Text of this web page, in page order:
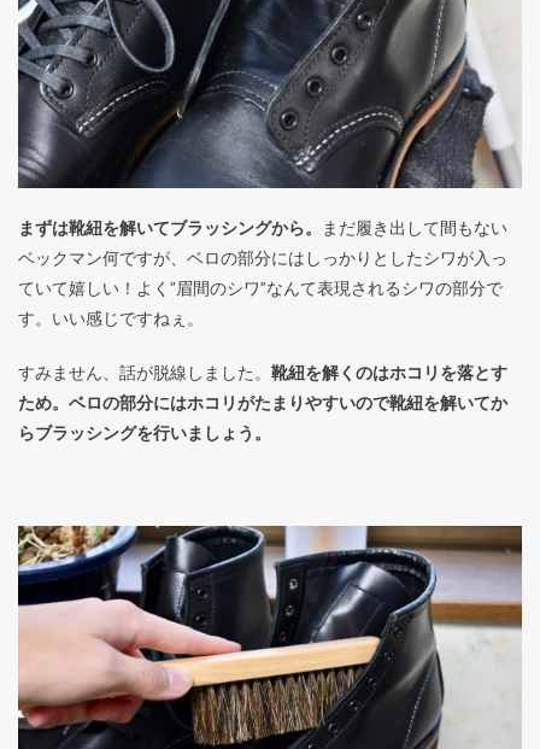
まずは靴紐を解いてブラッシングから。
まだ履き出して間もない
ベックマン何ですが、ベロの部分にはしっかりとしたシワが入っ
ていて嬉しい！よく”眉間のシワ”なんて表現されるシワの部分で
す。いい感じですねぇ。
すみません、話が脱線しました。 靴紐を解くのはホコリを落とす
ため。ベロの部分にはホコリがたまりやすいので靴紐を解いてか
らブラッシングを行いましょう。